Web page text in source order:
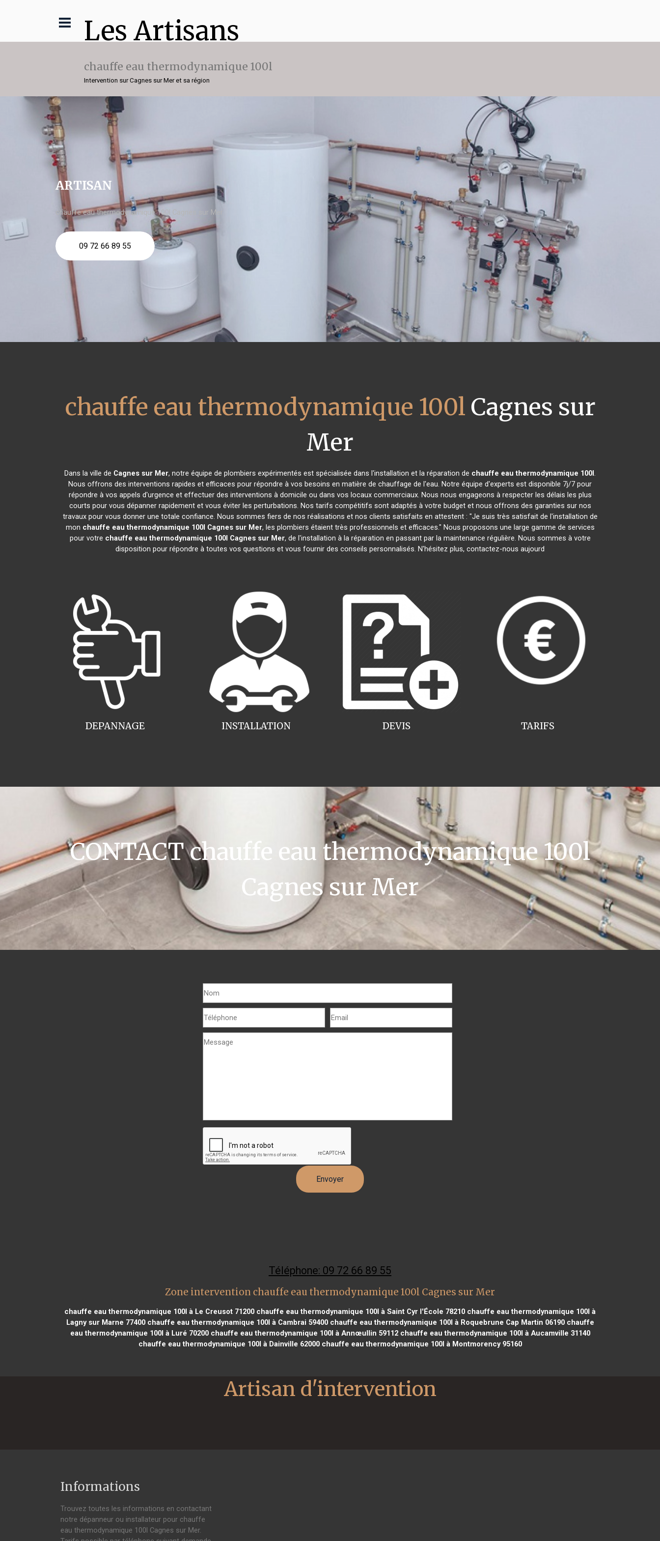
Les Artisans
chauffe eau thermodynamique 100l
Intervention sur Cagnes sur Mer et sa région
ARTISAN
chauffe eau thermodynamique 100l Cagnes sur Mer
09 72 66 89 55
chauffe eau thermodynamique 100l Cagnes sur
Mer
Dans la ville de Cagnes sur Mer, notre équipe de plombiers expérimentés est spécialisée dans l'installation et la réparation de chauffe eau thermodynamique 100l.
Nous offrons des interventions rapides et efficaces pour répondre à vos besoins en matière de chauffage de l'eau. Notre équipe d'experts est disponible 7j/7 pour
répondre à vos appels d'urgence et effectuer des interventions à domicile ou dans vos locaux commerciaux. Nous nous engageons à respecter les délais les plus
courts pour vous dépanner rapidement et vous éviter les perturbations. Nos tarifs compétitifs sont adaptés à votre budget et nous offrons des garanties sur nos
travaux pour vous donner une totale confiance. Nous sommes fiers de nos réalisations et nos clients satisfaits en attestent : "Je suis très satisfait de l'installation de
mon chauffe eau thermodynamique 100l Cagnes sur Mer, les plombiers étaient très professionnels et efficaces." Nous proposons une large gamme de services
pour votre chauffe eau thermodynamique 100l Cagnes sur Mer, de l'installation à la réparation en passant par la maintenance régulière. Nous sommes à votre
disposition pour répondre à toutes vos questions et vous fournir des conseils personnalisés. N'hésitez plus, contactez-nous aujourd
INSTALLATION
DEPANNAGE TARIFS
DEVIS
CONTACT chauffe eau thermodynamique 100l
Cagnes sur Mer
Téléphone: 09 72 66 89 55
Zone intervention chauffe eau thermodynamique 100l Cagnes sur Mer
chauffe eau thermodynamique 100l à Le Creusot 71200 chauffe eau thermodynamique 100l à Saint Cyr l'École 78210 chauffe eau thermodynamique 100l à
Lagny sur Marne 77400chauffe eau thermodynamique 100l à Cambrai 59400chauffe eau thermodynamique 100l à Roquebrune Cap Martin 06190chauffe
eau thermodynamique 100l à Luré 70200chauffe eau thermodynamique 100l à Annœullin 59112chauffe eau thermodynamique 100l à Aucamville 31140
chauffe eau thermodynamique 100l à Dainville 62000chauffe eau thermodynamique 100l à Montmorency 95160
Informations
Trouvez toutes les informations en contactant
notre dépanneur ou installateur pour chauffe
eau thermodynamique 100l Cagnes sur Mer.
Artisan d'intervention